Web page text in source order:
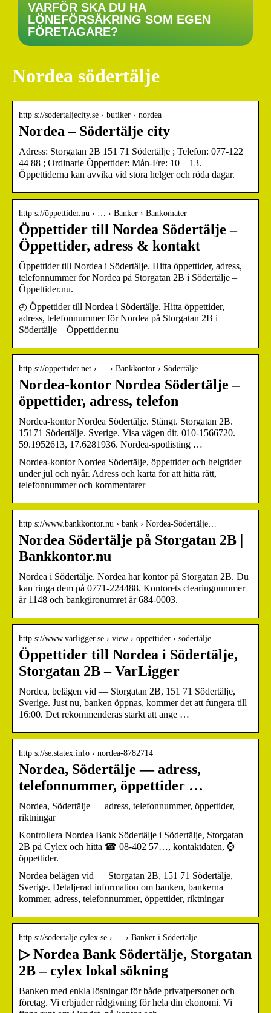
VARFÖR SKA DU HA
LÖNEFÖRSÄKRING SOM EGEN
FÖRETAGARE?
Nordea södertälje
http s://sodertaljecity.se › butiker › nordea
Nordea – Södertälje city
Adress: Storgatan 2B 151 71 Södertälje ; Telefon: 077-122
44 88 ; Ordinarie Öppettider: Mån-Fre: 10 – 13.
Öppettiderna kan avvika vid stora helger och röda dagar.
http s://öppettider.nu › … › Banker › Bankomater
Öppettider till Nordea Södertälje –
Öppettider, adress & kontakt
Öppettider till Nordea i Södertälje. Hitta öppettider, adress,
telefonnummer för Nordea på Storgatan 2B i Södertälje –
Öppettider.nu.
◴ Öppettider till Nordea i Södertälje. Hitta öppettider,
adress, telefonnummer för Nordea på Storgatan 2B i
Södertälje – Öppettider.nu
http s://oppettider.net › … › Bankkontor › Södertälje
Nordea-kontor Nordea Södertälje –
öppettider, adress, telefon
Nordea-kontor Nordea Södertälje. Stängt. Storgatan 2B.
15171 Södertälje. Sverige. Visa vägen dit. 010-1566720.
59.1952613, 17.6281936. Nordea-spotlisting …
Nordea-kontor Nordea Södertälje, öppettider och helgtider
under jul och nyår. Adress och karta för att hitta rätt,
telefonnummer och kommentarer
http s://www.bankkontor.nu › bank › Nordea-Södertälje…
Nordea Södertälje på Storgatan 2B |
Bankkontor.nu
Nordea i Södertälje. Nordea har kontor på Storgatan 2B. Du
kan ringa dem på 0771-224488. Kontorets clearingnummer
är 1148 och bankgironumret är 684-0003.
http s://www.varligger.se › view › oppettider › södertälje
Öppettider till Nordea i Södertälje,
Storgatan 2B – VarLigger
Nordea, belägen vid — Storgatan 2B, 151 71 Södertälje,
Sverige. Just nu, banken öppnas, kommer det att fungera till
16:00. Det rekommenderas starkt att ange …
http s://se.statex.info › nordea-8782714
Nordea, Södertälje — adress,
telefonnummer, öppettider …
Nordea, Södertälje — adress, telefonnummer, öppettider,
riktningar
Kontrollera Nordea Bank Södertälje i Södertälje, Storgatan
2B på Cylex och hitta ☎ 08-402 57…, kontaktdaten, ⌚
öppettider.
Nordea belägen vid — Storgatan 2B, 151 71 Södertälje,
Sverige. Detaljerad information om banken, bankerna
kommer, adress, telefonnummer, öppettider, riktningar
http s://sodertalje.cylex.se › … › Banker i Södertälje
▷ Nordea Bank Södertälje, Storgatan
2B – cylex lokal sökning
Banken med enkla lösningar för både privatpersoner och
företag. Vi erbjuder rådgivning för hela din ekonomi. Vi